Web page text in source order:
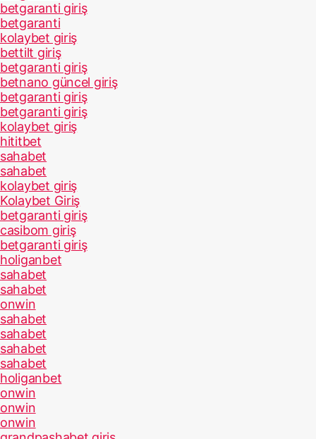
betgaranti giriş
betgaranti
kolaybet giriş
bettilt giriş
betgaranti giriş
betnano güncel giriş
betgaranti giriş
betgaranti giriş
kolaybet giriş
hititbet
sahabet
sahabet
kolaybet giriş
Kolaybet Giriş
betgaranti giriş
casibom giriş
betgaranti giriş
holiganbet
sahabet
sahabet
onwin
sahabet
sahabet
sahabet
sahabet
holiganbet
onwin
onwin
onwin